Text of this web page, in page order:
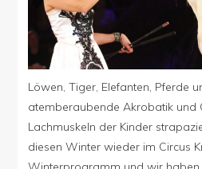
Löwen, Tiger, Elefanten, Pferde
atemberaubende Akrobatik und
Lachmuskeln der Kinder
diesen Winter wieder im Circus